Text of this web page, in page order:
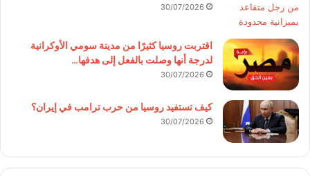
30/07/2026
اقتربت روسيا كثيرًا من مدينة سومي الأوكرانية
لدرجة أنها وصلت بالفعل إلى هدفها…
30/07/2026
كيف تستفيد روسيا من حرب ترامب في إيران؟
30/07/2026